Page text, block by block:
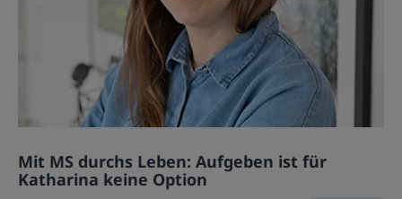
Mit MS durchs Leben: Aufgeben ist für
Katharina keine Option